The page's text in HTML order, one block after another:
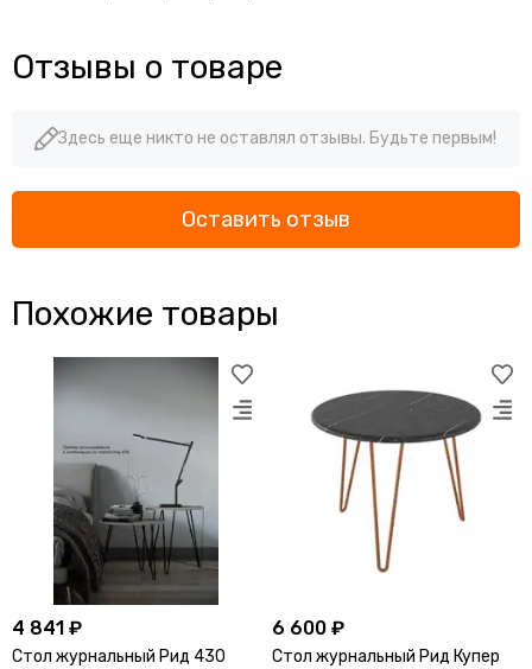
Отзывы о товаре
Здесь еще никто не оставлял отзывы. Будьте первым!
Оставить отзыв
Похожие товары
4 841 ₽
Стол журнальный Рид 430
6 600 ₽
Стол журнальный Рид Купер